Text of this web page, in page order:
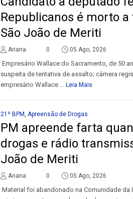
Republicanos é morto a
São João de Meriti
Ariana 0 05 Ago, 2026
Empresário Wallace do Sacramento, de 50
suspeita de tentativa de assalto; câmera
empresário Wallace ... Leia Mais
21º BPM, Apreensão de Drogas
PM apreende farta
drogas e rádio
João de Meriti
Ariana 0 05 Ago, 2026
Material foi abandonado na Comunidade da